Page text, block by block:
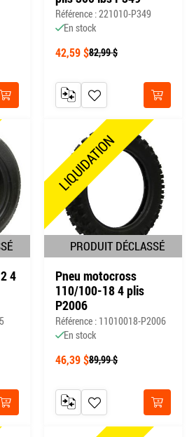
AcheterDE SOUHAITS
Référence : 221010-P349
En stock
42,59 $82,99 $
Acheter
AJOUTER À MA LISTE DE
AJOUTER AU COMPARATEUR
4
AcheterDE SOUHAITS
LIQUIDATION
PRODUIT DÉCLASSÉ
Pneu motocross
110/100-18 4 plis
P2006
Référence : 11010018-P2006
En stock
46,39 $89,99 $
Acheter
AJOUTER À MA LISTE DE
AJOUTER AU COMPARATEUR